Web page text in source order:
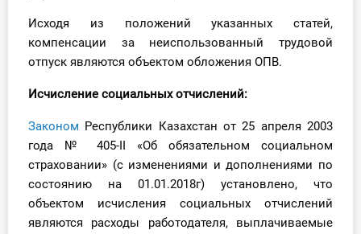
Исходя из положений указанных статей,
компенсации за неиспользованный трудовой
отпуск являются объектом обложения ОПВ.
Исчисление социальных отчислений:
Законом Республики Казахстан от 25 апреля 2003
года № 405-II «Об обязательном социальном
страховании» (с изменениями и дополнениями по
состоянию на 01.01.2018г) установлено, что
объектом исчисления социальных отчислений
являются расходы работодателя, выплачиваемые